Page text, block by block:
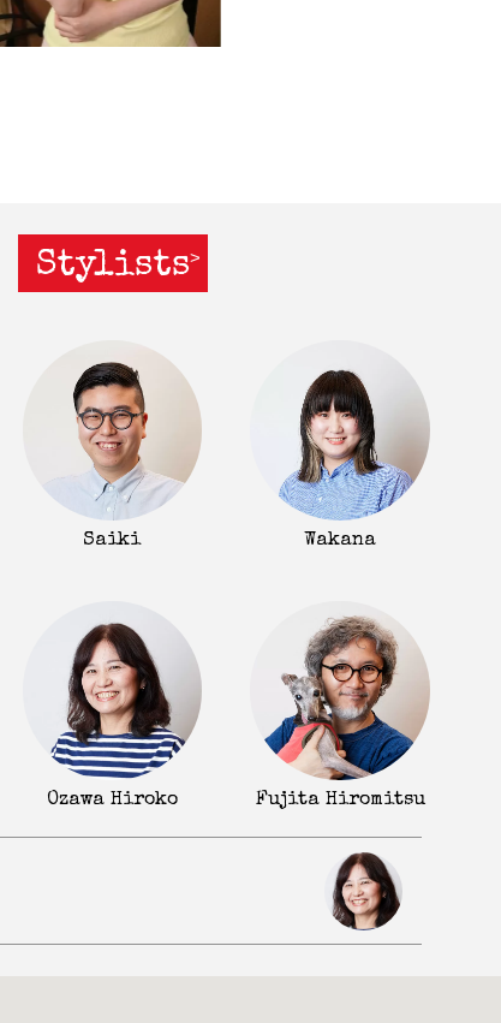
Stylists
Saiki Wakana
Ozawa Hiroko Fujita Hiromitsu